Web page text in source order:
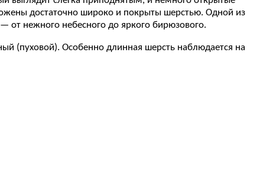
достаточно широко и покрыты шерстью. Одной из
от нежного небесного до яркого бирюзового.
(пуховой). Особенно длинная шерсть наблюдается на